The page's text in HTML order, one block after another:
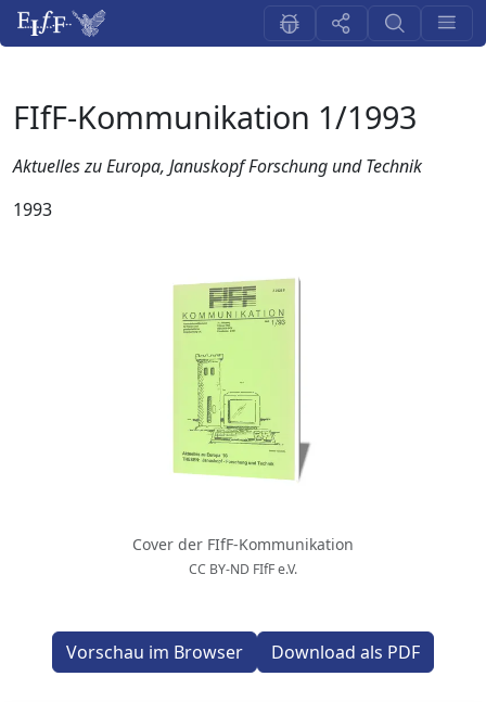
FIfF-Kommunikation 1/1993
Aktuelles zu Europa, Januskopf Forschung und Technik
1993
Cover der FIfF-Kommunikation
CC BY-ND FIfF e.V.
Vorschau im Browser Download als PDF